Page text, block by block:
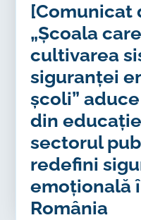
[Comunicat
„Școala
cultivarea
siguranței
școli”
din
sectorul
redefini
emoțională
România